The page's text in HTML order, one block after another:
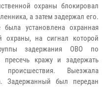
охраны блокировал
а затем задержал его.
установлена охранная
охраны, на сигнал которой
задержания ОВО по
пресечь кражу и задержать
Выезжала
Задержанный был передан